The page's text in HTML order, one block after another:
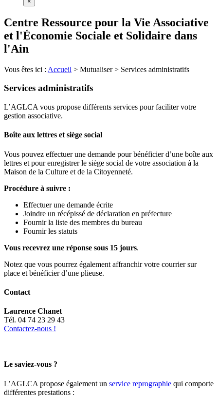
Centre Ressource pour la Vie Associative
et l'Économie Sociale et Solidaire dans
l'Ain
Vous êtes ici : Accueil > Mutualiser> Services administratifs
Services administratifs
L’AGLCA vous propose différents services pour faciliter votre
gestion associative.
Boîte aux lettres et siège social
Vous pouvez effectuer une demande pour bénéficier d’une boîte aux
lettres et pour enregistrer le siège social de votre association à la
Maison de la Culture et de la Citoyenneté.
Procédure à suivre :
Effectuer une demande écrite
Joindre un récépissé de déclaration en préfecture
Fournir la liste des membres du bureau
Fournir les statuts
Vous recevrez une réponse sous 15 jours.
Notez que vous pourrez également affranchir votre courrier sur
place et bénéficier d’une plieuse.
Contact
Laurence Chanet
Tél. 04 74 23 29 43
Contactez-nous !
Le saviez-vous ?
L’AGLCA propose également un service reprographie qui comporte
différentes prestations :